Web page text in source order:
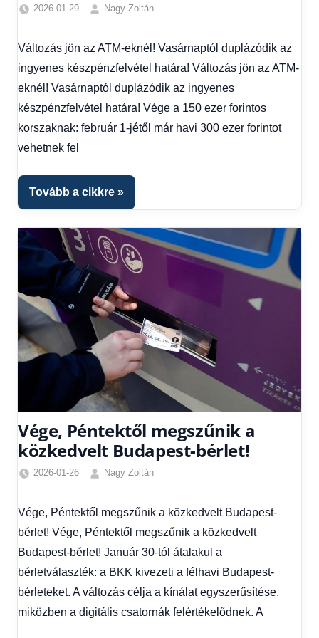
2026-01-29
Nagy Zoltán
Gazdaság,
Hírek,
Hírek
Hitel
Változás jön az ATM-eknél! Vasárnaptól duplázódik az
ingyenes készpénzfelvétel határa! Változás jön az ATM-
eknél! Vasárnaptól duplázódik az ingyenes
készpénzfelvétel határa! Vége a 150 ezer forintos
korszaknak: február 1-jétől már havi 300 ezer forintot
vehetnek fel
Tovább a cikkre
Vége, Péntektől megszűnik a
közkedvelt Budapest-bérlet!
2026-01-26
Nagy Zoltán
Gazdaság ,
Hírek,
Hírek
Hitel
fórum
Vége, Péntektől megszűnik a közkedvelt Budapest-
bérlet! Vége, Péntektől megszűnik a közkedvelt
Budapest-bérlet! Január 30-tól átalakul a
bérletválaszték: a BKK kivezeti a félhavi Budapest-
bérleteket. A változás célja a kínálat egyszerűsítése,
miközben a digitális csatornák felértékelődnek. A